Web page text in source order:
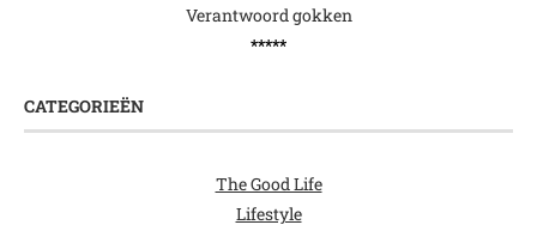
Verantwoord gokken
*****
CATEGORIEËN
The Good Life
Lifestyle